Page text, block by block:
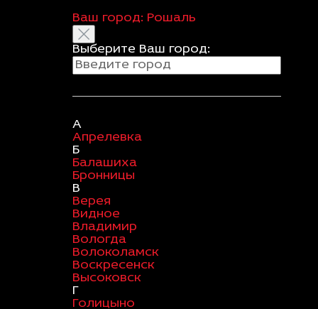
Ваш город: Рошаль
Выберите Ваш город:
А
Апрелевка
Б
Балашиха
Бронницы
В
Верея
Видное
Владимир
Вологда
Волоколамск
Воскресенск
Высоковск
Г
Голицыно